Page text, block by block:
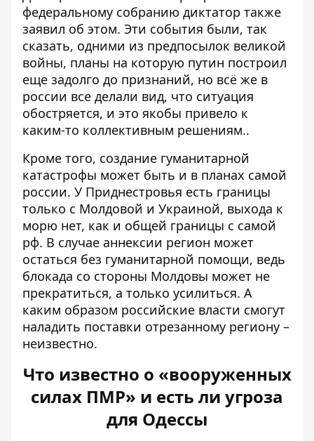
федеральному собранию диктатор также
заявил об этом. Эти события были, так
сказать, одними из предпосылок великой
войны, планы на которую путин построил
еще задолго до признаний, но всё же в
россии все делали вид, что ситуация
обостряется, и это якобы привело к
каким-то коллективным решениям..
Кроме того, создание гуманитарной
катастрофы может быть и в планах самой
россии. У Приднестровья есть границы
только с Молдовой и Украиной, выхода к
морю нет, как и общей границы с самой
рф. В случае аннексии регион может
остаться без гуманитарной помощи, ведь
блокада со стороны Молдовы может не
прекратиться, а только усилиться. А
каким образом российские власти смогут
наладить поставки отрезанному региону –
неизвестно.
Что известно о «вооруженных
силах ПМР» и есть ли угроза
для Одессы